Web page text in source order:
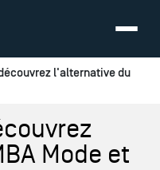
l'alternative du
Mode et